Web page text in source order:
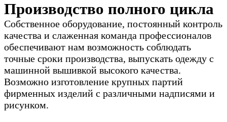
Производство полного цикла
Собственное оборудование, постоянный контроль
качества и слаженная команда профессионалов
обеспечивают нам возможность соблюдать
точные сроки производства, выпускать одежду с
машинной вышивкой высокого качества.
Возможно изготовление крупных партий
фирменных изделий с различными надписями и
рисунком.